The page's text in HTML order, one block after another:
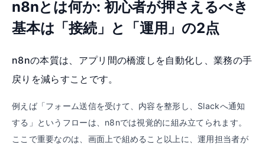
n8nとは何か: 初心者が押さえるべき
基本は「接続」と「運用」の2点
n8nの本質は、アプリ間の橋渡しを自動化し、業務の手
戻りを減らすことです。
例えば「フォーム送信を受けて、内容を整形し、Slackへ通知
する」というフローは、n8nでは視覚的に組み立てられます。
ここで重要なのは、画面上で組めること以上に、運用担当者が